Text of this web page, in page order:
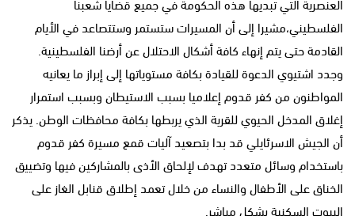
الفلسطيني،مشيرا إلى أن المسيرات ستستمر وستتصاعد في الأيام
القادمة حتى يتم إنهاء كافة أشكال الاحتلال عن أرضنا الفلسطينية.
وجدد اشتيوي الدعوة للقيادة بكافة مستوياتها إلى إبراز ما يعانيه
المواطنون من كفر قدوم إعلاميا بسبب الاستيطان وبسبب استمرار
إغلاق المدخل الحيوي للقرية الذي يربطها بكافة محافظات الوطن. يذكر
أن الجيش الاسرئايلي قد بدا بتصعيد آليات قمع مسيرة كفر قدوم
باستخدام وسائل متعدد تهدف لإلحاق الأذى بالمشاركين فيها وتضييق
الخناق على الأطفال والنساء من خلال تعمد إطلاق قنابل الغاز على
البيوت السكنية بشكل مباشر.